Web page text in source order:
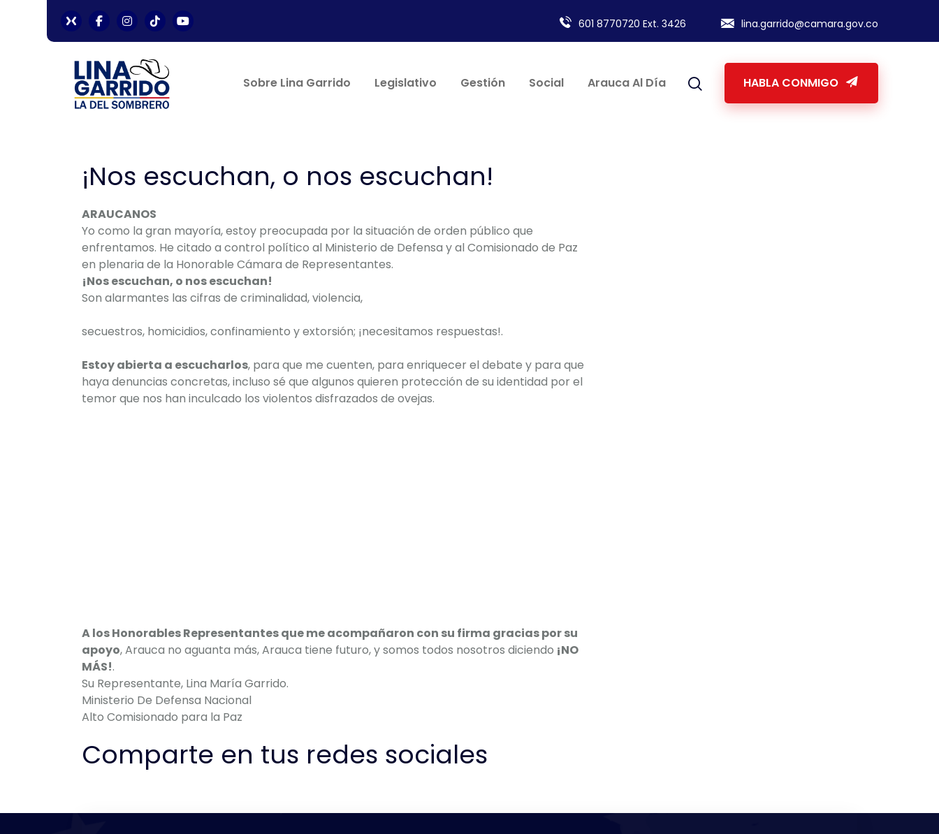
601 8770720 Ext. 3426 lina.garrido@camara.gov.co
Sobre Lina Garrido Legislativo Gestión Social Arauca Al Día HABLA CONMIGO
¡Nos escuchan, o nos escuchan!
ARAUCANOS
Yo como la gran mayoría, estoy preocupada por la situación de orden público que
enfrentamos. He citado a control político al Ministerio de Defensa y al Comisionado de Paz
en plenaria de la Honorable Cámara de Representantes.
¡Nos escuchan, o nos escuchan!
Son alarmantes las cifras de criminalidad, violencia,
secuestros, homicidios, confinamiento y extorsión; ¡necesitamos respuestas!.
Estoy abierta a escucharlos, para que me cuenten, para enriquecer el debate y para que
haya denuncias concretas, incluso sé que algunos quieren protección de su identidad por el
temor que nos han inculcado los violentos disfrazados de ovejas.
A los Honorables Representantes que me acompañaron con su firma gracias por su
apoyo, Arauca no aguanta más, Arauca tiene futuro, y somos todos nosotros diciendo ¡NO
MÁS!.
Su Representante, Lina María Garrido.
Ministerio De Defensa Nacional
Alto Comisionado para la Paz
Comparte en tus redes sociales